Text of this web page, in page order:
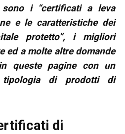
sono i “certificati a leva
e le caratteristiche dei
protetto”, i migliori
ed a molte altre domande
queste pagine con un
di prodotti di
di